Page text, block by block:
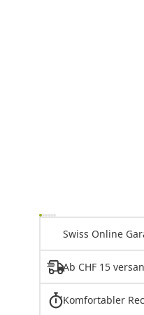
Swiss Online
Ab CHF 15
Komfortabler